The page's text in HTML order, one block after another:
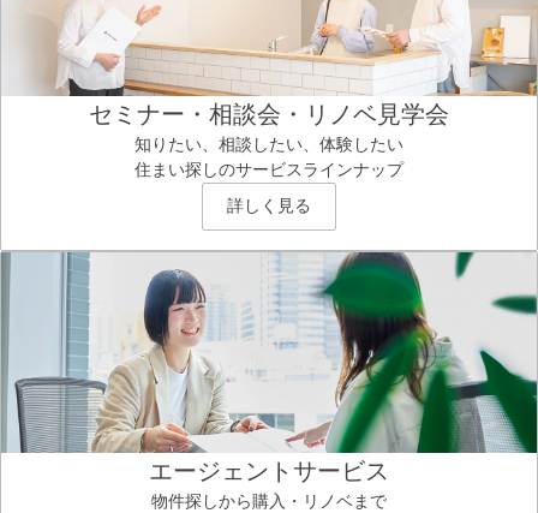
セミナー・相談会・リノベ見学会
知りたい、相談したい、体験したい
住まい探しのサービスラインナップ
詳しく見る
エージェントサービス
物件探しから購入・リノベまで